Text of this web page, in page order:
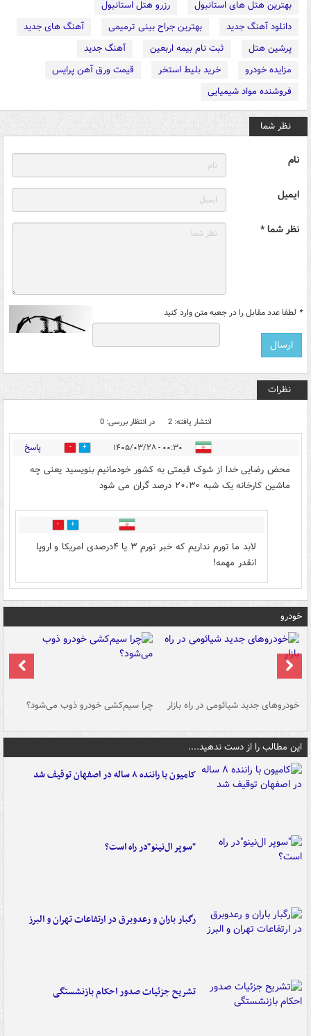
بهترین هتل های استانبول
رزرو هتل استانبول
دانلود آهنگ جدید
بهترین جراح بینی ترمیمی
آهنگ های جدید
پرشین هتل
ثبت نام بیمه اربعین
آهنگ جدید
مزایده خودرو
خرید بلیط استخر
قیمت ورق آهن پرایس
فروشنده مواد شیمیایی
نظر شما
نام
ایمیل
نظر شما *
* لطفا عدد مقابل را در جعبه متن وارد کنید
نظرات
انتشار یافته: 2 در انتظار بررسی: 0
۰۰:۳۰ - ۱۴۰۵/۰۳/۲۸ 2 پاسخ
محض رضایی خدا از شوک قیمتی به کشور خودمانیم بنویسید یعنی چه
ماشین کارخانه یک شبه‌ ۲۰،۳۰ درصد گران می شود
1
لابد ما تورم نداریم که خبر تورم ۳ یا ۴درصدی امریکا و اروپا
انقدر مهمه!
خودرو
خودروهای جدید شیائومی در راه بازار چرا سیم‌کشی خودرو ذوب می‌شود؟
این مطالب را از دست ندهید....
کامیون با راننده ۸ ساله در اصفهان توقیف شد
"سوپر ال‌نینو"در راه است؟
رگبار باران و رعدوبرق در ارتفاعات تهران و البرز
تشریح جزئیات صدور احکام بازنشستگی